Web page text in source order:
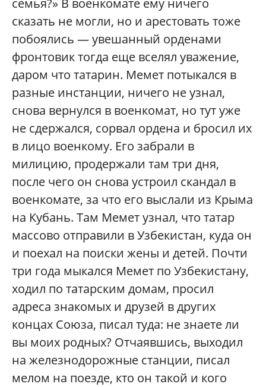
семья?» В военкомате ему ничего
сказать не могли, но и арестовать тоже
побоялись — увешанный орденами
фронтовик тогда еще вселял уважение,
даром что татарин. Мемет потыкался в
разные инстанции, ничего не узнал,
снова вернулся в военкомат, но тут уже
не сдержался, сорвал ордена и бросил их
в лицо военкому. Его забрали в
милицию, продержали там три дня,
после чего он снова устроил скандал в
военкомате, за что его выслали из Крыма
на Кубань. Там Мемет узнал, что татар
массово отправили в Узбекистан, куда он
и поехал на поиски жены и детей. Почти
три года мыкался Мемет по Узбекистану,
ходил по татарским домам, просил
адреса знакомых и друзей в других
концах Союза, писал туда: не знаете ли
вы моих родных? Отчаявшись, выходил
на железнодорожные станции, писал
мелом на поезде, кто он такой и кого